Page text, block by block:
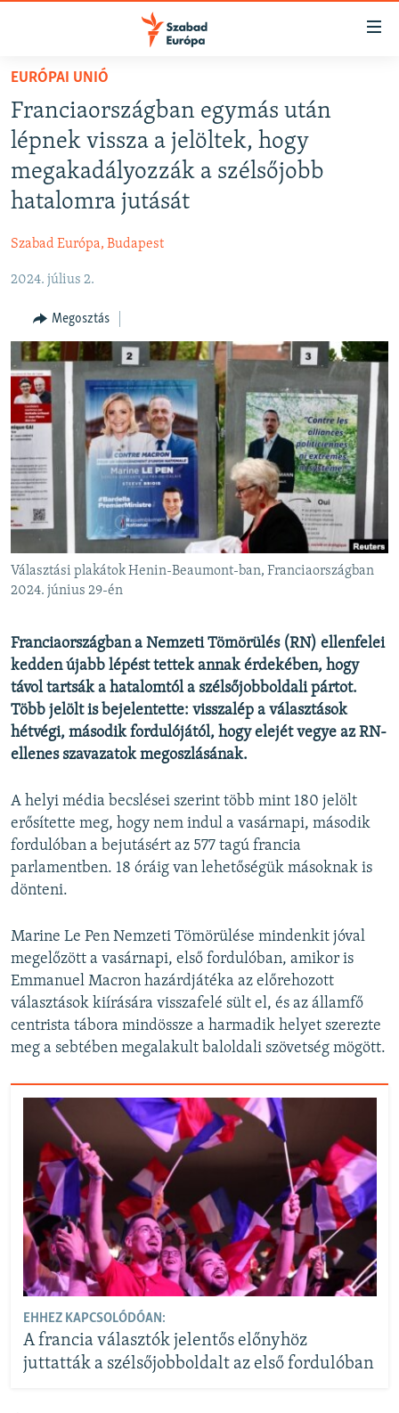
Akadálymentes
Ugrás
fő
oldalra
Ugrás
tartalomjegyzékre
keresésre
AKTUÁLIS
PODCASTOK
VIDEÓK
SZABADON
TÁRSADALOM
DEMOKRÁCIA
A PÉNZ NYOMÁBAN
EURÓPAI UNIÓ
KLÍMAVÁLTOZÁS
A MÚLT TANULSÁGAI
Valamennyi RFE/RL weboldal
EURÓPAI UNIÓ
Franciaországban egymás után
lépnek vissza a jelöltek, hogy
megakadályozzák a szélsőjobb
hatalomra jutását
Szabad Európa, Budapest
2024. július 2.
Megosztás
Választási plakátok Henin-Beaumont-ban, Franciaországban
2024. június 29-én
Franciaországban a Nemzeti Tömörülés (RN) ellenfelei
kedden újabb lépést tettek annak érdekében, hogy
távol tartsák a hatalomtól a szélsőjobboldali pártot.
Több jelölt is bejelentette: visszalép a választások
hétvégi, második fordulójától, hogy elejét vegye az RN-
ellenes szavazatok megoszlásának.
A helyi média becslései szerint több mint 180 jelölt
erősítette meg, hogy nem indul a vasárnapi, második
fordulóban a bejutásért az 577 tagú francia
parlamentben. 18 óráig van lehetőségük másoknak is
dönteni.
Marine Le Pen Nemzeti Tömörülése mindenkit jóval
megelőzött a vasárnapi, első fordulóban, amikor is
Emmanuel Macron hazárdjátéka az előrehozott
választások kiírására visszafelé sült el, és az államfő
centrista tábora mindössze a harmadik helyet szerezte
meg a sebtében megalakult baloldali szövetség mögött.
EHHEZ KAPCSOLÓDÓAN:
A francia választók jelentős előnyhöz
juttatták a szélsőjobboldalt az első fordulóban
FELIRATKOZÁS